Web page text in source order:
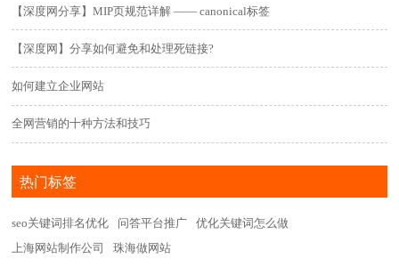
【深度网分享】MIP页规范详解 —— canonical标签
【深度网】分享如何避免和处理死链接?
如何建立企业网站
全网营销的十种方法和技巧
热门标签
seo关键词排名优化 问答平台推广
优化关键词怎么做
上海网站制作公司
珠海做网站